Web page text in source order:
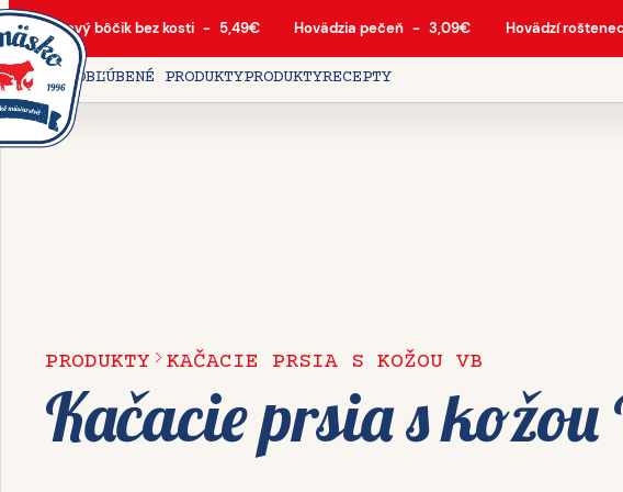
Bravčový bôčik bez kosti - 5,49€ Hovädzia pečeň - 3,09€ Hovädzí
DOMOVOBĽÚBENÉ PRODUKTYPRODUKTYRECEPTY
PRODUKTY KAČACIE PRSIA S KOŽOU VB
Kačacie prsia s kožou